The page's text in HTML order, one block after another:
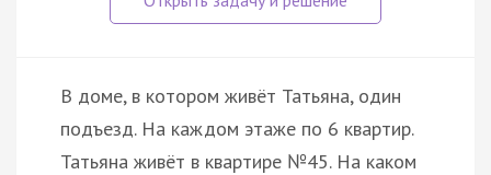
В доме, в котором живёт Татьяна, один
подъезд. На каждом этаже по 6 квартир.
Татьяна живёт в квартире №45. На каком